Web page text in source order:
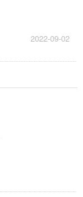
2022-09-02